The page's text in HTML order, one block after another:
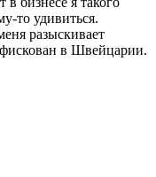
то удивиться.
разыскивает
в Швейцарии.